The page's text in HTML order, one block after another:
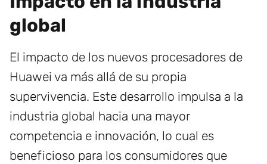
global
El impacto de los nuevos procesadores de
Huawei va más allá de su propia
supervivencia. Este desarrollo impulsa a la
industria global hacia una mayor
competencia e innovación, lo cual es
beneficioso para los consumidores que